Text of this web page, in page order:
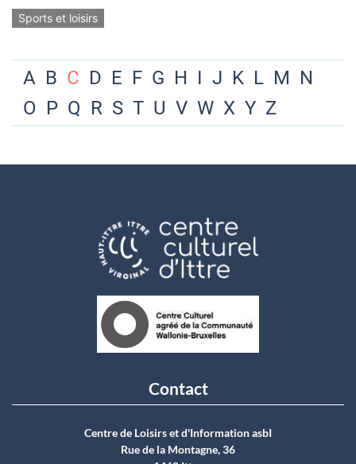
Sports et loisirs
A B C D E F G H I J K L M N
O P Q R S T U V W X Y Z
Contact
Centre de Loisirs et d'Information asbI
Rue de la Montagne, 36